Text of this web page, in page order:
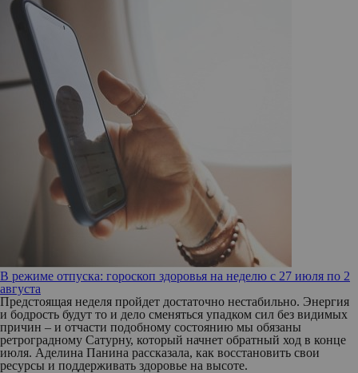
В режиме отпуска: гороскоп здоровья на неделю с 27 июля по 2
августа
Предстоящая неделя пройдет достаточно нестабильно. Энергия
и бодрость будут то и дело сменяться упадком сил без видимых
причин – и отчасти подобному состоянию мы обязаны
ретроградному Сатурну, который начнет обратный ход в конце
июля. Аделина Панина рассказала, как восстановить свои
ресурсы и поддерживать здоровье на высоте.